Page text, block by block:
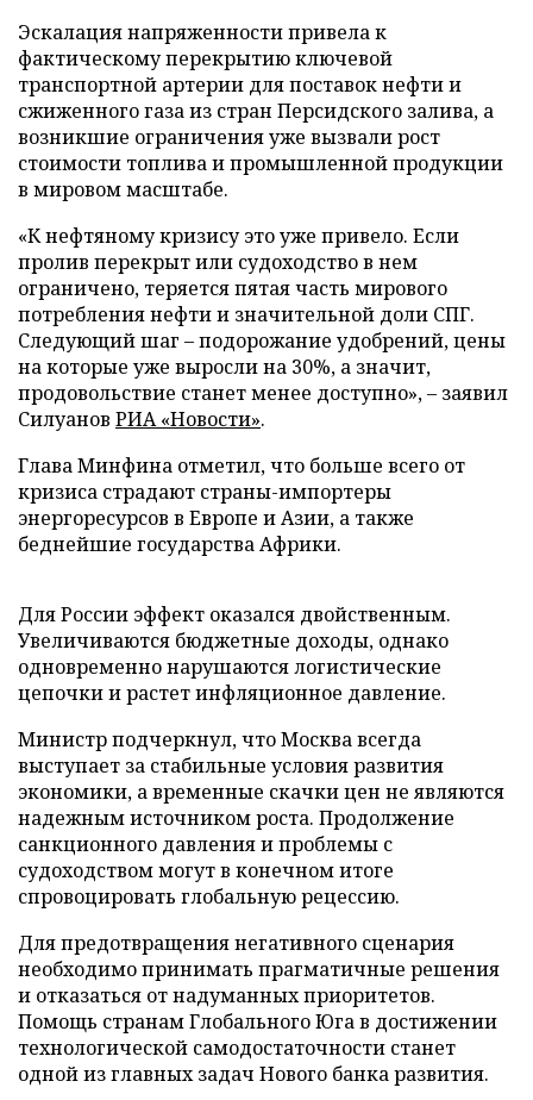
Эскалация напряженности привела к
фактическому перекрытию ключевой
транспортной артерии для поставок нефти и
сжиженного газа из стран Персидского залива, а
возникшие ограничения уже вызвали рост
стоимости топлива и промышленной продукции
в мировом масштабе.
«К нефтяному кризису это уже привело. Если
пролив перекрыт или судоходство в нем
ограничено, теряется пятая часть мирового
потребления нефти и значительной доли СПГ.
Следующий шаг – подорожание удобрений, цены
на которые уже выросли на 30%, а значит,
продовольствие станет менее доступно», – заявил
Силуанов РИА «Новости».
Глава Минфина отметил, что больше всего от
кризиса страдают страны-импортеры
энергоресурсов в Европе и Азии, а также
беднейшие государства Африки.
Для России эффект оказался двойственным.
Увеличиваются бюджетные доходы, однако
одновременно нарушаются логистические
цепочки и растет инфляционное давление.
Министр подчеркнул, что Москва всегда
выступает за стабильные условия развития
экономики, а временные скачки цен не являются
надежным источником роста. Продолжение
санкционного давления и проблемы с
судоходством могут в конечном итоге
спровоцировать глобальную рецессию.
Для предотвращения негативного сценария
необходимо принимать прагматичные решения
и отказаться от надуманных приоритетов.
Помощь странам Глобального Юга в достижении
технологической самодостаточности станет
одной из главных задач Нового банка развития.